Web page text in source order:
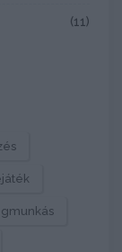
(11)